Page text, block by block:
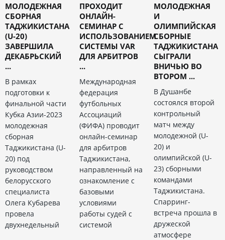
МОЛОДЕЖНАЯ
СБОРНАЯ
ТАДЖИКИСТАНА
(U-20)
ЗАВЕРШИЛА
ДЕКАБРЬСКИЙ
...
В рамках
подготовки к
финальной части
Кубка Азии-2023
молодежная
сборная
Таджикистана (U-
20) под
руководством
белорусского
специалиста
Олега Кубарева
провела
двухнедельный
ПРОХОДИТ
ОНЛАЙН-
СЕМИНАР С
ИСПОЛЬЗОВАНИЕМ
СИСТЕМЫ VAR
ДЛЯ АРБИТРОВ
...
Международная
федерация
футбольных
Ассоциаций
(ФИФА) проводит
онлайн-семинар
для арбитров
Таджикистана,
направленный на
ознакомление с
базовыми
условиями
работы судей с
системой
МОЛОДЕЖНАЯ
И
ОЛИМПИЙСКАЯ
СБОРНЫЕ
ТАДЖИКИСТАНА
СЫГРАЛИ
ВНИЧЬЮ ВО
ВТОРОМ ...
В Душанбе
состоялся второй
контрольный
матч между
молодежной (U-
20) и
олимпийской (U-
23) сборными
командами
Таджикистана.
Cпарринг-
встреча прошла в
дружеской
атмосфере